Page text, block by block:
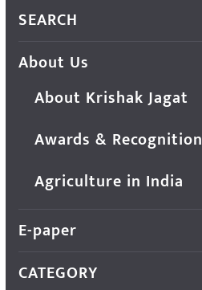
SEARCH
About Us
About Krishak Jagat
Awards & Recognition
Agriculture in India
E-paper
CATEGORY